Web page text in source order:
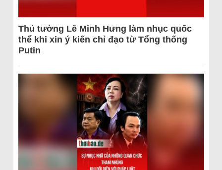
Thủ tướng Lê Minh Hưng làm nhục quốc
thể khi xin ý kiến chỉ đạo từ Tổng thống
Putin